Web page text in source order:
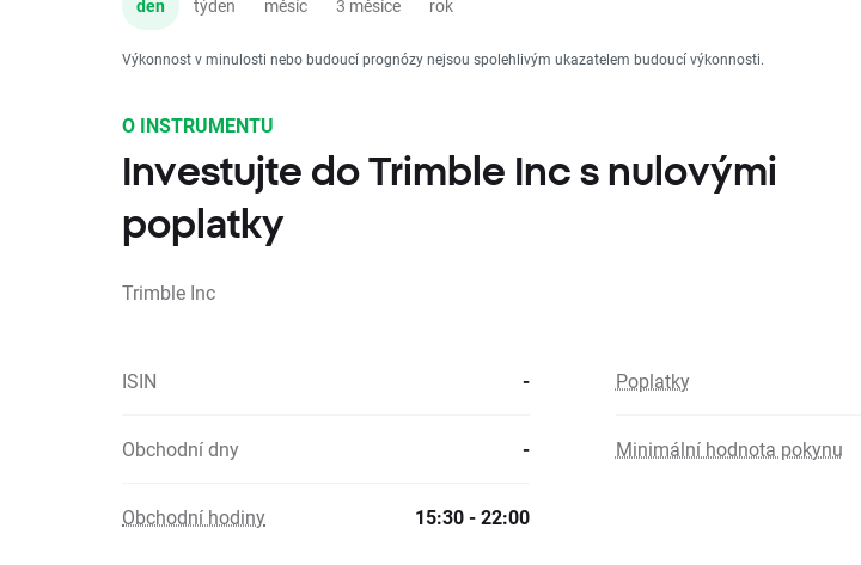
den týden měsíc 3 měsíce rok
Výkonnost v minulosti nebo budoucí prognózy nejsou spolehlivým ukazatelem budoucí výkonnosti.
O INSTRUMENTU
Investujte do Trimble Inc s nulovými
poplatky
Trimble Inc
ISIN - Poplatky
Obchodní dny - Minimální hodnota pokynu
Obchodní hodiny 15:30 - 22:00